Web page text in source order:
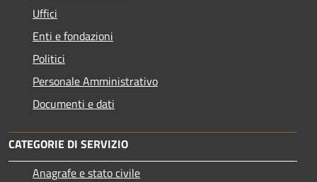
Uffici
Enti e fondazioni
Politici
Personale Amministrativo
Documenti e dati
CATEGORIE DI SERVIZIO
Anagrafe e stato civile